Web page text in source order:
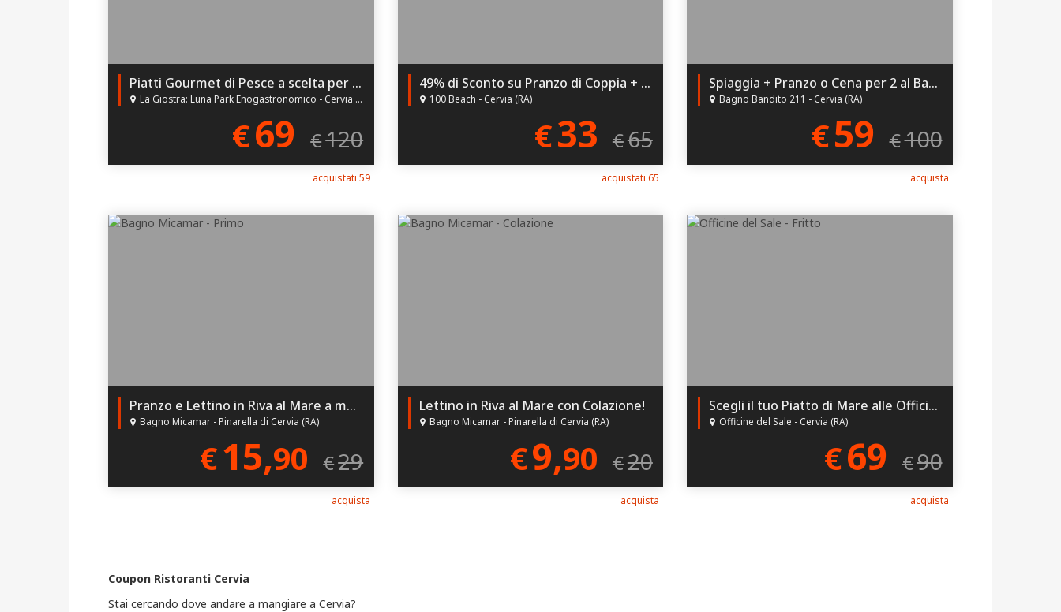
Piatti Gourmet di Pesce a scelta per 2 sulle Saline!
La Giostra: Luna Park Enogastronomico - Cervia (RA)
€69 €120
acquistati 59
49% di Sconto su Pranzo di Coppia + Spiaggia per 2!
100 Beach - Cervia (RA)
€33 €65
acquistati 65
Spiaggia + Pranzo o Cena per 2 al Bagno Bandito!
Bagno Bandito 211 - Cervia (RA)
€59 €100
acquista
Pranzo e Lettino in Riva al Mare a metà prezzo!
Bagno Micamar - Pinarella di Cervia (RA)
€15,90 €29
acquista
Lettino in Riva al Mare con Colazione!
Bagno Micamar - Pinarella di Cervia (RA)
€9,90 €20
acquista
Scegli il tuo Piatto di Mare alle Officine del Sale!
Officine del Sale - Cervia (RA)
€69 €90
acquista
Coupon Ristoranti Cervia
Stai cercando dove andare a mangiare a Cervia?